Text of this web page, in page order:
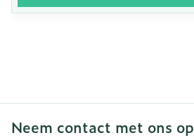
Neem contact met ons op